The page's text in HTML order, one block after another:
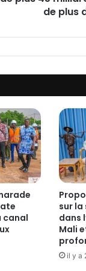
de plus
canal
sur
dans
Mali
il y a